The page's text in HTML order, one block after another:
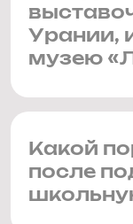
Урании,
музею
Какой
после